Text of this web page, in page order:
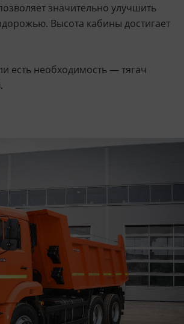
значительно улучшить
Высота кабины достигает
есть необходимость — тягач